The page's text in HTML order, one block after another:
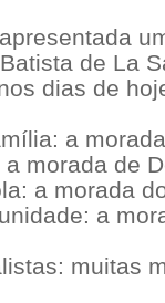
de La
dias de
a
a morada de
a morada
a
muitas